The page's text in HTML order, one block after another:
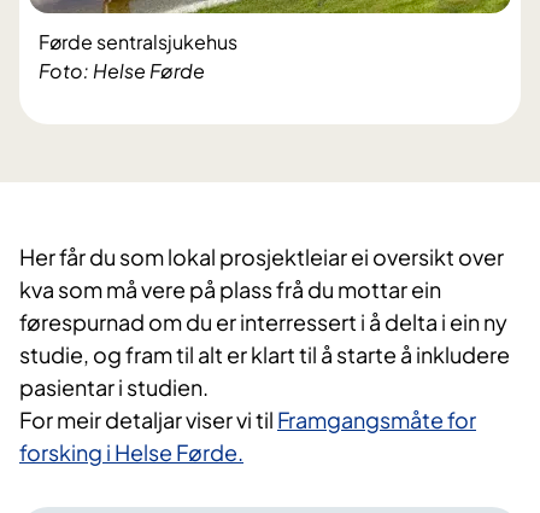
Foto: Helse Førde
Førde sentralsjukehus
Her får du som lokal prosjektleiar ei oversikt over
kva som må vere på plass frå du mottar ein
førespurnad om du er interressert i å delta i ein ny
studie, og fram til alt er klart til å starte å inkludere
pasientar i studien.
For meir detaljar viser vi til Framgangsmåte for
forsking i Helse Førde.